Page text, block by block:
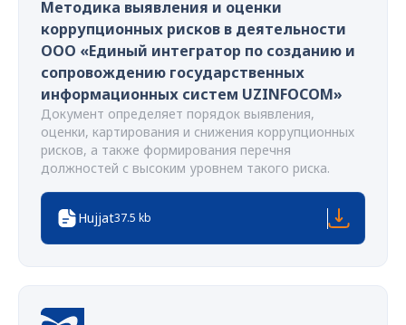
Методика выявления и оценки
коррупционных рисков в деятельности
ООО «Единый интегратор по созданию и
сопровождению государственных
информационных систем UZINFOCOM»
Документ определяет порядок выявления,
оценки, картирования и снижения коррупционных
рисков, а также формирования перечня
должностей с высоким уровнем такого риска.
Hujjat37.5 kb